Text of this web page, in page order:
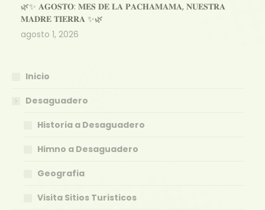
🌿✨ 𝐀𝐆𝐎𝐒𝐓𝐎: 𝐌𝐄𝐒 𝐃𝐄 𝐋𝐀 𝐏𝐀𝐂𝐇𝐀𝐌𝐀𝐌𝐀, 𝐍𝐔𝐄𝐒𝐓𝐑𝐀
𝐌𝐀𝐃𝐑𝐄 𝐓𝐈𝐄𝐑𝐑𝐀 ✨🌿
agosto 1, 2026
Inicio
Desaguadero
Historia a Desaguadero
Himno a Desaguadero
Geografia
Visita Sitios Turisticos